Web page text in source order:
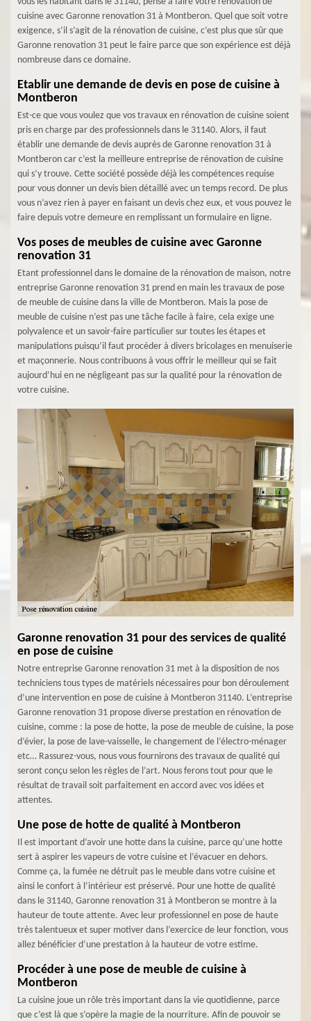
cuisine avec Garonne renovation 31 à Montberon. Quel que soit votre
exigence, s’il s’agit de la rénovation de cuisine, c’est plus que sûr que
Garonne renovation 31 peut le faire parce que son expérience est déjà
nombreuse dans ce domaine.
Etablir une demande de devis en pose de cuisine à
Montberon
Est-ce que vous voulez que vos travaux en rénovation de cuisine soient
pris en charge par des professionnels dans le 31140. Alors, il faut
établir une demande de devis auprès de Garonne renovation 31 à
Montberon car c’est la meilleure entreprise de rénovation de cuisine
qui s’y trouve. Cette société possède déjà les compétences requise
pour vous donner un devis bien détaillé avec un temps record. De plus
vous n’avez rien à payer en faisant un devis chez eux, et vous pouvez le
faire depuis votre demeure en remplissant un formulaire en ligne.
Vos poses de meubles de cuisine avec Garonne
renovation 31
Etant professionnel dans le domaine de la rénovation de maison, notre
entreprise Garonne renovation 31 prend en main les travaux de pose
de meuble de cuisine dans la ville de Montberon. Mais la pose de
meuble de cuisine n’est pas une tâche facile à faire, cela exige une
polyvalence et un savoir-faire particulier sur toutes les étapes et
manipulations puisqu’il faut procéder à divers bricolages en menuiserie
et maçonnerie. Nous contribuons à vous offrir le meilleur qui se fait
aujourd’hui en ne négligeant pas sur la qualité pour la rénovation de
votre cuisine.
Garonne renovation 31 pour des services de qualité
en pose de cuisine
Notre entreprise Garonne renovation 31 met à la disposition de nos
techniciens tous types de matériels nécessaires pour bon déroulement
d’une intervention en pose de cuisine à Montberon 31140. L’entreprise
Garonne renovation 31 propose diverse prestation en rénovation de
cuisine, comme : la pose de hotte, la pose de meuble de cuisine, la pose
d’évier, la pose de lave-vaisselle, le changement de l’électro-ménager
etc… Rassurez-vous, nous vous fournirons des travaux de qualité qui
seront conçu selon les règles de l’art. Nous ferons tout pour que le
résultat de travail soit parfaitement en accord avec vos idées et
attentes.
Une pose de hotte de qualité à Montberon
Il est important d’avoir une hotte dans la cuisine, parce qu’une hotte
sert à aspirer les vapeurs de votre cuisine et l’évacuer en dehors.
Comme ça, la fumée ne détruit pas le meuble dans votre cuisine et
ainsi le confort à l’intérieur est préservé. Pour une hotte de qualité
dans le 31140, Garonne renovation 31 à Montberon se montre à la
hauteur de toute attente. Avec leur professionnel en pose de haute
très talentueux et super motiver dans l’exercice de leur fonction, vous
allez bénéficier d’une prestation à la hauteur de votre estime.
Procéder à une pose de meuble de cuisine à
Montberon
La cuisine joue un rôle très important dans la vie quotidienne, parce
que c’est là que s’opère la magie de la nourriture. Afin de pouvoir se